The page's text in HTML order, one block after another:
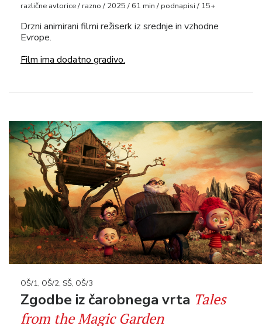
različne avtorice / razno / 2025 / 61 min / podnapisi / 15+
Drzni animirani filmi režiserk iz srednje in vzhodne
Evrope.
Film ima dodatno gradivo.
OŠ/1, OŠ/2, SŠ, OŠ/3
Zgodbe iz čarobnega vrta Tales
from the Magic Garden